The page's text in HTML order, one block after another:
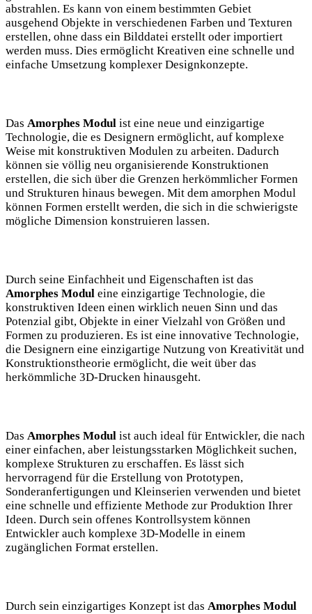
abstrahlen. Es kann von einem bestimmten Gebiet
ausgehend Objekte in verschiedenen Farben und Texturen
erstellen, ohne dass ein Bilddatei erstellt oder importiert
werden muss. Dies ermöglicht Kreativen eine schnelle und
einfache Umsetzung komplexer Designkonzepte.
Das Amorphes Modul ist eine neue und einzigartige
Technologie, die es Designern ermöglicht, auf komplexe
Weise mit konstruktiven Modulen zu arbeiten. Dadurch
können sie völlig neu organisierende Konstruktionen
erstellen, die sich über die Grenzen herkömmlicher Formen
und Strukturen hinaus bewegen. Mit dem amorphen Modul
können Formen erstellt werden, die sich in die schwierigste
mögliche Dimension konstruieren lassen.
Durch seine Einfachheit und Eigenschaften ist das
Amorphes Modul eine einzigartige Technologie, die
konstruktiven Ideen einen wirklich neuen Sinn und das
Potenzial gibt, Objekte in einer Vielzahl von Größen und
Formen zu produzieren. Es ist eine innovative Technologie,
die Designern eine einzigartige Nutzung von Kreativität und
Konstruktionstheorie ermöglicht, die weit über das
herkömmliche 3D-Drucken hinausgeht.
Das Amorphes Modul ist auch ideal für Entwickler, die nach
einer einfachen, aber leistungsstarken Möglichkeit suchen,
komplexe Strukturen zu erschaffen. Es lässt sich
hervorragend für die Erstellung von Prototypen,
Sonderanfertigungen und Kleinserien verwenden und bietet
eine schnelle und effiziente Methode zur Produktion Ihrer
Ideen. Durch sein offenes Kontrollsystem können
Entwickler auch komplexe 3D-Modelle in einem
zugänglichen Format erstellen.
Durch sein einzigartiges Konzept ist das Amorphes Modul